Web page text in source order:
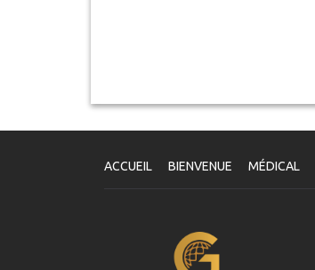
ACCUEIL BIENVENUE MÉDICAL